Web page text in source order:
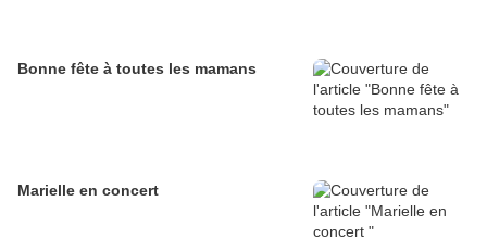
Bonne fête à toutes les mamans
Marielle en concert